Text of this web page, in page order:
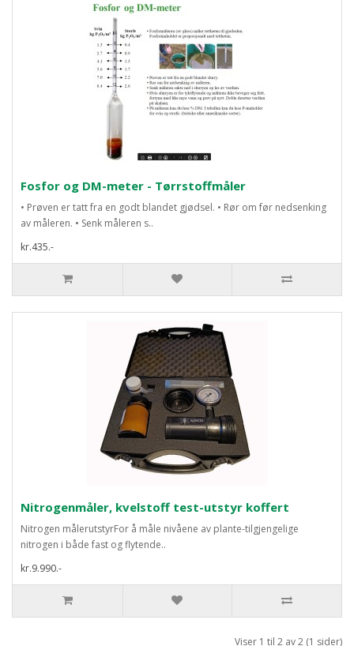
Fosfor og DM-meter - Tørrstoffmåler
• Prøven er tatt fra en godt blandet gjødsel. • Rør om før nedsenking
av måleren. • Senk måleren s..
kr.435.-
Nitrogenmåler, kvelstoff test-utstyr koffert
Nitrogen målerutstyrFor å måle nivåene av plante-tilgjengelige
nitrogen i både fast og flytende..
kr.9.990.-
Viser 1 til 2 av 2 (1 sider)